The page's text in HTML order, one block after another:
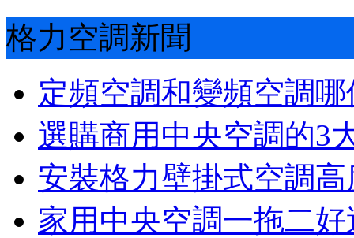
格力空調新聞
定頻空調和變頻空調
選購商用中央空調的3
安裝格力壁掛式空調
家用中央空調一拖二